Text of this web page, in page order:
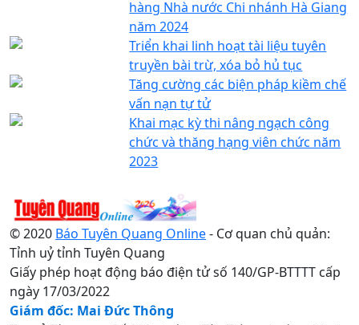
hàng Nhà nước Chi nhánh Hà Giang
năm 2024
Triển khai linh hoạt tài liệu tuyên
truyền bài trừ, xóa bỏ hủ tục
Tăng cường các biện pháp kiềm chế
vấn nạn tự tử
Khai mạc kỳ thi nâng ngạch công
chức và thăng hạng viên chức năm
2023
© 2020 Báo Tuyên Quang Online- Cơ quan chủ quản:
Tỉnh uỷ tỉnh Tuyên Quang
Giấy phép hoạt động báo điện tử số 140/GP-BTTTT cấp
ngày 17/03/2022
Giám đốc: Mai Đức Thông